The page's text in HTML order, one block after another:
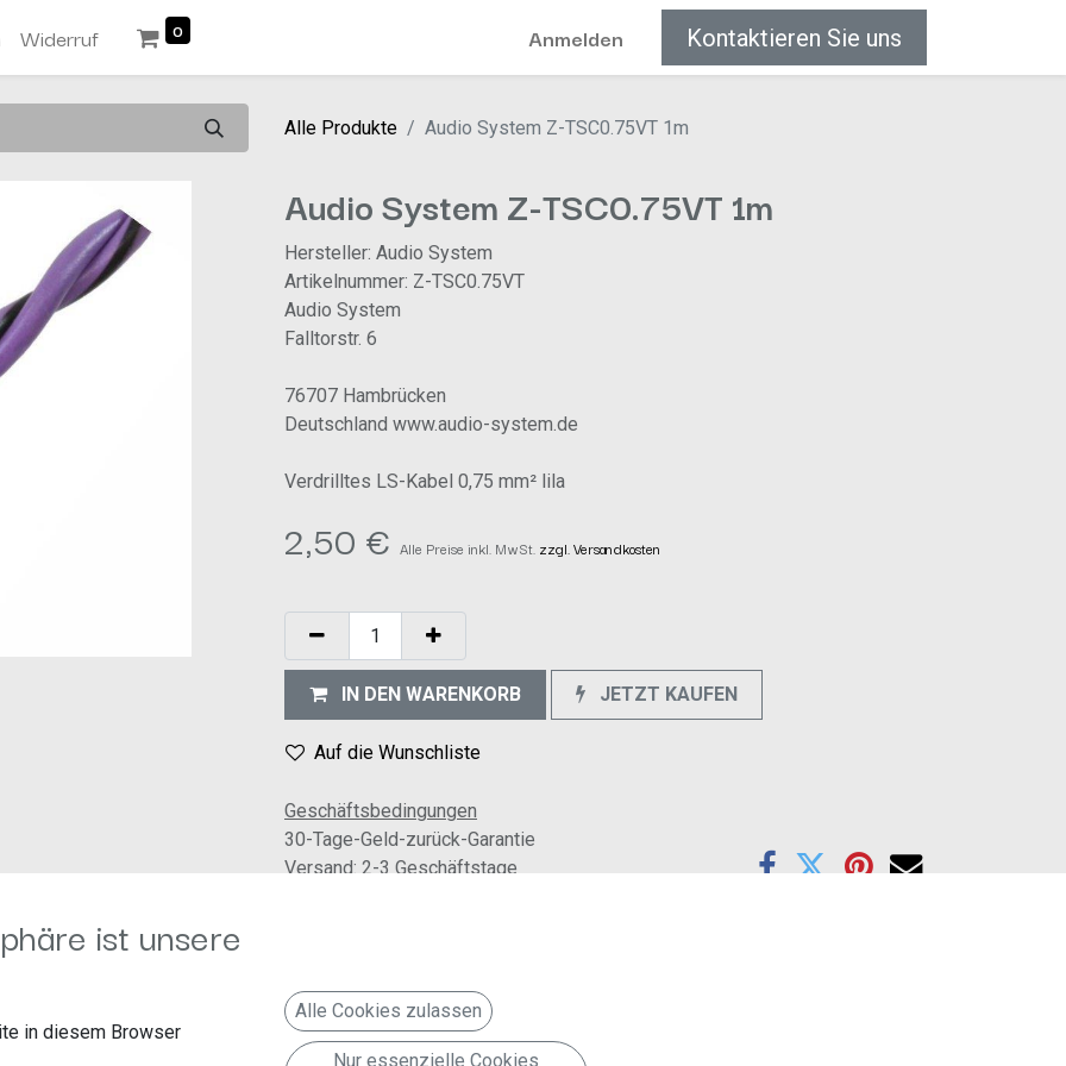
Widerruf 0 Anmelden Kontaktieren Sie uns
Alle Produkte Audio System Z-TSC0.75VT 1m
Audio System Z-TSC0.75VT 1m
Hersteller: Audio System
Artikelnummer: Z-TSC0.75VT
Audio System
Falltorstr. 6
76707 Hambrücken
Deutschland www.audio-system.de
Verdrilltes LS-Kabel 0,75 mm² lila
2,50 € Alle Preise inkl. MwSt. zzgl. Versandkosten
IN DEN WARENKORB JETZT KAUFEN
Auf die Wunschliste
Geschäftsbedingungen
30-Tage-Geld-zurück-Garantie
Versand: 2-3 Geschäftstage
ist unsere
in diesem Browser
Alle Cookies zulassen
Nur essenzielle Cookies